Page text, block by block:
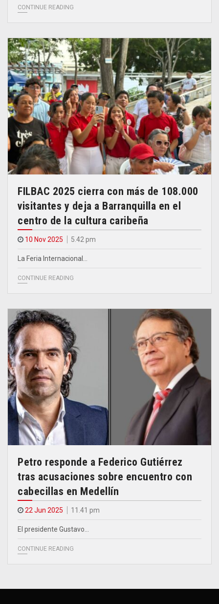
CONTINUE READING
FILBAC 2025 cierra con más de 108.000
visitantes y deja a Barranquilla en el
centro de la cultura caribeña
10 Nov 2025 5.42 pm
La Feria Internacional…
CONTINUE READING
Petro responde a Federico Gutiérrez
tras acusaciones sobre encuentro con
cabecillas en Medellín
22 Jun 2025 11.41 pm
El presidente Gustavo…
CONTINUE READING